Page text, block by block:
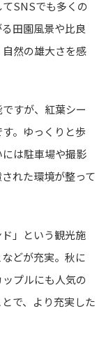
SNSでも多くの
田園風景や比良
然の雄大さを感
すが、紅葉シー
。ゆっくりと歩
は駐車場や撮影
れた環境が整って
」という観光施
どが充実。秋に
プルにも人気の
で、より充実した